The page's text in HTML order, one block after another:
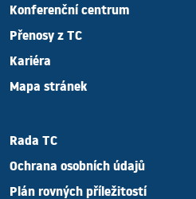
Konferenční centrum
Přenosy z TC
Kariéra
Mapa stránek
Rada TC
Ochrana osobních údajů
Plán rovných příležitostí